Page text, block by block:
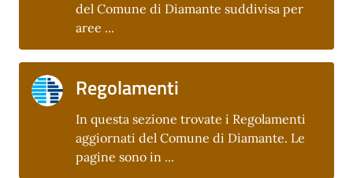
del Comune di Diamante suddivisa per
aree ...
Regolamenti
In questa sezione trovate i Regolamenti
aggiornati del Comune di Diamante. Le
pagine sono in ...